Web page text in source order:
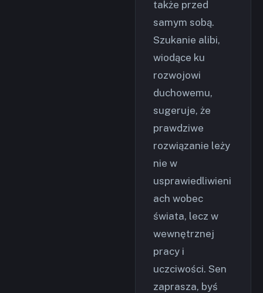
także przed
samym sobą.
Szukanie alibi,
wiodące ku
rozwojowi
duchowemu,
sugeruje, że
prawdziwe
rozwiązanie leży
nie w
usprawiedliwieni
ach wobec
świata, lecz w
wewnętrznej
pracy i
uczciwości. Sen
zaprasza, byś